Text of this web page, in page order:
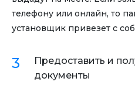
телефону или онлайн, то
установщик привезет с
Предоставить и
документы